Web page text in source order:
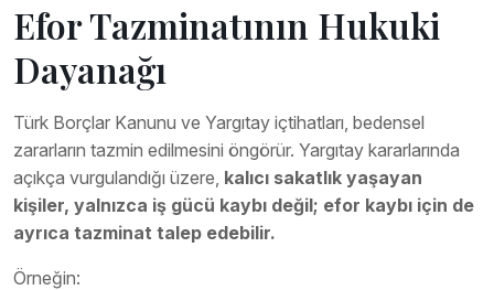
Efor Tazminatının Hukuki
Dayanağı
Türk Borçlar Kanunu ve Yargıtay içtihatları, bedensel
zararların tazmin edilmesini öngörür. Yargıtay kararlarında
açıkça vurgulandığı üzere, kalıcı sakatlık yaşayan
kişiler, yalnızca iş gücü kaybı değil; efor kaybı için de
ayrıca tazminat talep edebilir.
Örneğin: